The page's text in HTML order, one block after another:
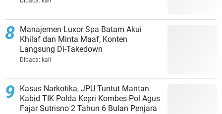
Manajemen Luxor Spa Batam Akui
Khilaf dan Minta Maaf, Konten
Langsung Di-Takedown
Dibaca: kali
Kasus Narkotika, JPU Tuntut Mantan
Kabid TIK Polda Kepri Kombes Pol Agus
Fajar Sutrisno 2 Tahun 6 Bulan Penjara